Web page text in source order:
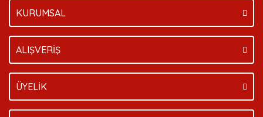
KURUMSAL
ALIŞVERİŞ
ÜYELİK